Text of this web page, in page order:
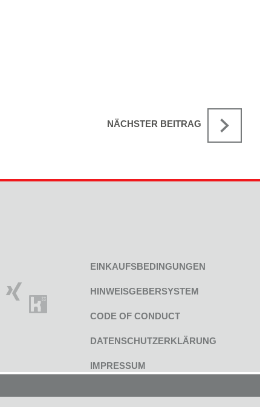
NÄCHSTER BEITRAG
EINKAUFSBEDINGUNGEN
HINWEISGEBERSYSTEM
CODE OF CONDUCT
DATENSCHUTZERKLÄRUNG
IMPRESSUM